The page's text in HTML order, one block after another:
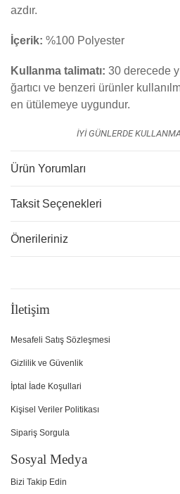
azdır.
İçerik: %100 Polyester
Kullanma talimatı: 30 derecede
ğartıcı ve benzeri ürünler
en ütülemeye uygundur.
İYİ GÜNLERDE
Ürün Yorumları
Taksit Seçenekleri
Önerileriniz
İletişim
Mesafeli Satış Sözleşmesi
Gizlilik ve Güvenlik
İptal İade Koşullari
Kişisel Veriler Politikası
Sipariş Sorgula
Sosyal Medya
Bizi Takip Edin